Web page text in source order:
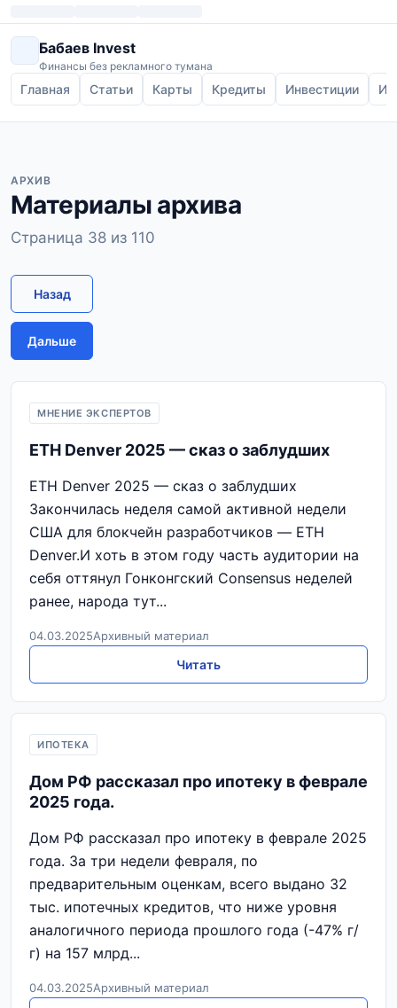
Бабаев Invest
Финансы без рекламного тумана
Главная Статьи Карты Кредиты Инвестиции
АРХИВ
Материалы архива
Страница 38 из 110
Назад
Дальше
МНЕНИЕ ЭКСПЕРТОВ
ETH Denver 2025 — сказ о заблудших
ETH Denver 2025 — сказ о заблудших
Закончилась неделя самой активной недели
США для блокчейн разработчиков — ETH
Denver.И хоть в этом году часть аудитории на
себя оттянул Гонконгский Consensus неделей
ранее, народа тут...
04.03.2025Архивный материал
Читать
ИПОТЕКА
Дом РФ рассказал про ипотеку в феврале
2025 года.
Дом РФ рассказал про ипотеку в феврале 2025
года. За три недели февраля, по
предварительным оценкам, всего выдано 32
тыс. ипотечных кредитов, что ниже уровня
аналогичного периода прошлого года (-47% г/
г) на 157 млрд...
04.03.2025Архивный материал